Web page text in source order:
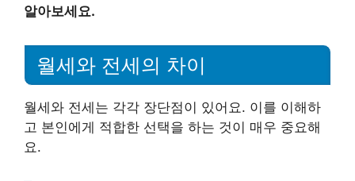
알아보세요.
월세와 전세의 차이
월세와 전세는 각각 장단점이 있어요. 이를 이해하
고 본인에게 적합한 선택을 하는 것이 매우 중요해
요.